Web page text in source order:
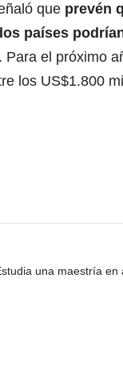
que prevén
países
. Para el próximo
los US$1.800
una maestría en